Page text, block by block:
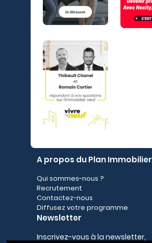
A propos du Plan Immobilier
Qui sommes-nous ?
Recrutement
Contactez-nous
Diffusez votre programme
Newsletter
Inscrivez-vous à la newsletter,